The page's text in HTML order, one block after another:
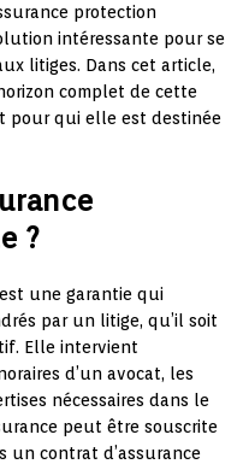
protection
intéressante pour se
litiges. Dans cet article,
complet de cette
pour qui elle est destinée
?
est une garantie qui
par un litige, qu’il soit
Elle intervient
d’un avocat, les
nécessaires dans le
peut être souscrite
contrat d’assurance